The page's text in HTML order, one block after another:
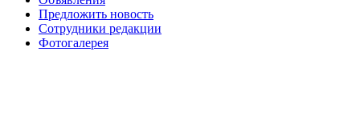
Предложить новость
Сотрудники редакции
Фотогалерея